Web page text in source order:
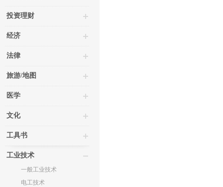
投资理财
经济
法律
旅游/地图
医学
文化
工具书
工业技术
一般工业技术
电工技术